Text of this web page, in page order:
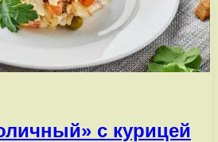
с курицей